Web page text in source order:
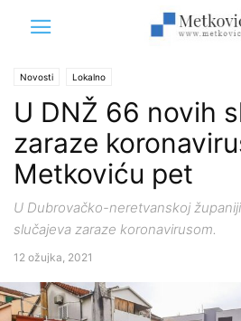
Novosti Lokalno
U DNŽ 66 novih
zaraze
Metkoviću pet
U Dubrovačko-neretvanskoj
slučajeva zaraze koronavirusom.
12 ožujka, 2021